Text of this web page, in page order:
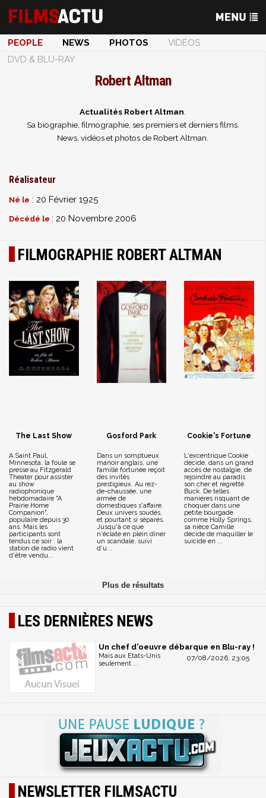
PEOPLE NEWS PHOTOS
VIDÉOS
DVD & BLU-RAY
Robert Altman
Actualités Robert Altman
Sa biographie, filmographie, ses premiers et derniers films.
News, vidéos et photos de Robert Altman.
Réalisateur
Né le : 20 Février 1925
Décédé le : 20 Novembre 2006
FILMOGRAPHIE ROBERT ALTMAN
The Last Show
A Saint Paul,
Minnesota, la foule se
presse au Fitzgerald
Theater pour assister
au show
radiophonique
hebdomadaire "A
Prairie Home
Companion",
populaire depuis 30
ans. Mais les
participants sont
tendus ce soir : la
station de radio vient
d'être vendu...
Gosford Park
Dans un somptueux
manoir anglais, une
famille fortunée reçoit
des invités
prestigieux. Au rez-
de-chaussée, une
armée de
domestiques s'affaire.
Deux univers soudés,
et pourtant si séparés.
Jusqu'à ce que
n'éclate en plein dîner
un scandale, suivi
d'u...
Cookie's Fortune
L'excentrique Cookie
décide, dans un grand
accès de nostalgie, de
rejoindre au paradis
son cher et regretté
Buck. De telles
manières risquant de
choquer dans une
petite bourgade
comme Holly Springs,
sa nièce Camille
décide de maquiller le
suicide en ...
LES DERNIÈRES NEWS
Un chef d'oeuvre débarque en Blu-ray !
07/08/2026, 23:05
Mais aux Etats-Unis
seulement ...
NEWSLETTER FILMSACTU